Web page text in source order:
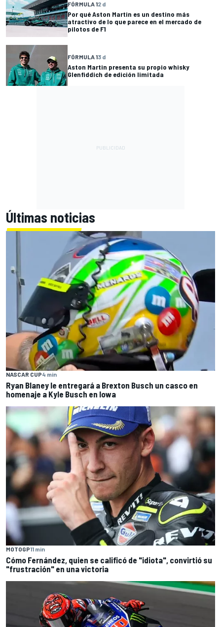
FÓRMULA 12 d
Por qué Aston Martin es un destino más
atractivo de lo que parece en el mercado de
pilotos de F1
FÓRMULA 13 d
Aston Martin presenta su propio whisky
Glenfiddich de edición limitada
Últimas noticias
NASCAR CUP4 min
Ryan Blaney le entregará a Brexton Busch un casco en
homenaje a Kyle Busch en Iowa
MOTOGP11 min
Cómo Fernández, quien se calificó de "idiota", convirtió su
"frustración" en una victoria